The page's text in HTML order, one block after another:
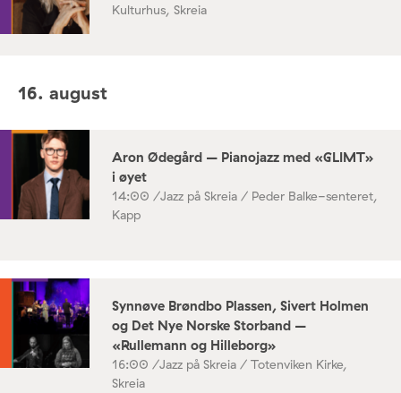
Kulturhus, Skreia
16. august
Aron Ødegård – Pianojazz med «GLIMT»
i øyet
14:00 /Jazz på Skreia / Peder Balke-senteret,
Kapp
Synnøve Brøndbo Plassen, Sivert Holmen
og Det Nye Norske Storband –
«Rullemann og Hilleborg»
16:00 /Jazz på Skreia / Totenviken Kirke,
Skreia